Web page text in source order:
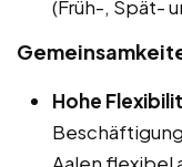
(Früh-, Spät-
Hohe